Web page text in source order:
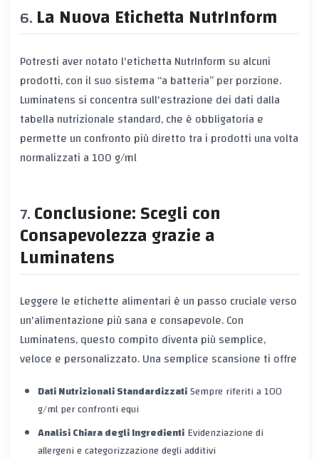
La Nuova Etichetta NutrInform
Potresti aver notato l'etichetta NutrInform su alcuni
prodotti, con il suo sistema “a batteria” per porzione.
Luminatens si concentra sull'estrazione dei dati dalla
tabella nutrizionale standard, che è obbligatoria e
permette un confronto più diretto tra i prodotti una volta
normalizzati a 100 g/ml
Conclusione: Scegli con
Consapevolezza grazie a
Luminatens
Leggere le etichette alimentari è un passo cruciale verso
un'alimentazione più sana e consapevole. Con
Luminatens, questo compito diventa più semplice,
veloce e personalizzato. Una semplice scansione ti offre
Dati Nutrizionali StandardizzatiSempre riferiti a 100
g/ml per confronti equi
Analisi Chiara degli IngredientiEvidenziazione di
allergeni e categorizzazione degli additivi